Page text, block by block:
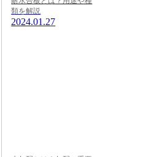
類を解説
2024.01.27